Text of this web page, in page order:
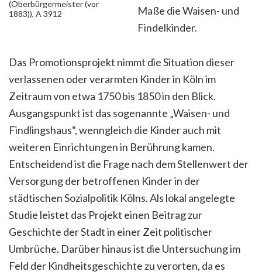
(Oberbürgermeister (vor
1883)), A 3912
Maße die Waisen- und
Findelkinder.
Das Promotionsprojekt nimmt die Situation dieser
verlassenen oder verarmten Kinder in Köln im
Zeitraum von etwa 1750 bis 1850 in den Blick.
Ausgangspunkt ist das sogenannte „Waisen- und
Findlingshaus“, wenngleich die Kinder auch mit
weiteren Einrichtungen in Berührung kamen.
Entscheidend ist die Frage nach dem Stellenwert der
Versorgung der betroffenen Kinder in der
städtischen Sozialpolitik Kölns. Als lokal angelegte
Studie leistet das Projekt einen Beitrag zur
Geschichte der Stadt in einer Zeit politischer
Umbrüche. Darüber hinaus ist die Untersuchung im
Feld der Kindheitsgeschichte zu verorten, da es